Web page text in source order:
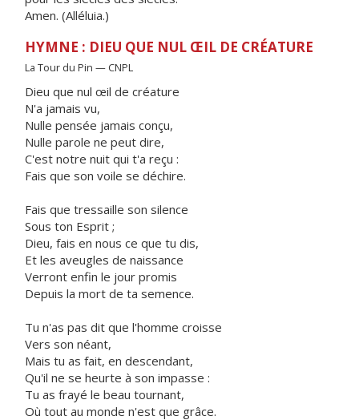
Amen. (Alléluia.)
HYMNE : DIEU QUE NUL ŒIL DE CRÉATURE
La Tour du Pin — CNPL
Dieu que nul œil de créature
N'a jamais vu,
Nulle pensée jamais conçu,
Nulle parole ne peut dire,
C'est notre nuit qui t'a reçu :
Fais que son voile se déchire.
Fais que tressaille son silence
Sous ton Esprit ;
Dieu, fais en nous ce que tu dis,
Et les aveugles de naissance
Verront enfin le jour promis
Depuis la mort de ta semence.
Tu n'as pas dit que l'homme croisse
Vers son néant,
Mais tu as fait, en descendant,
Qu'il ne se heurte à son impasse :
Tu as frayé le beau tournant,
Où tout au monde n'est que grâce.